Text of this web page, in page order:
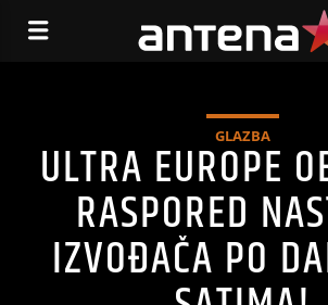
GLAZBA
ULTRA EUROPE
RASPORED
IZVOĐAČA PO